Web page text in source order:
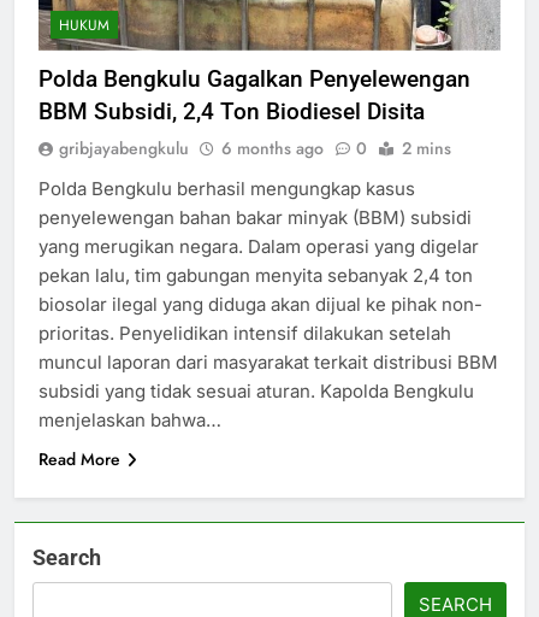
HUKUM
Polda Bengkulu Gagalkan Penyelewengan
BBM Subsidi, 2,4 Ton Biodiesel Disita
gribjayabengkulu 6 months ago 0 2 mins
Polda Bengkulu berhasil mengungkap kasus
penyelewengan bahan bakar minyak (BBM) subsidi
yang merugikan negara. Dalam operasi yang digelar
pekan lalu, tim gabungan menyita sebanyak 2,4 ton
biosolar ilegal yang diduga akan dijual ke pihak non-
prioritas. Penyelidikan intensif dilakukan setelah
muncul laporan dari masyarakat terkait distribusi BBM
subsidi yang tidak sesuai aturan. Kapolda Bengkulu
menjelaskan bahwa…
Read More
Search
SEARCH